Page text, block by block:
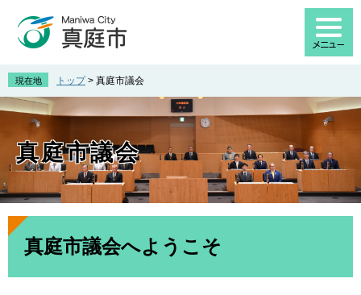
先
で
を
ば
へ
現在地 トップ > 真庭市議会
真庭市議会
本
真庭市議会へようこそ